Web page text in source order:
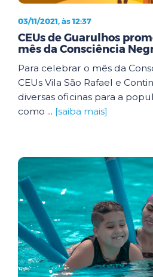
03/11/2021, às 12:37
CEUs de Guarulhos
mês da Consciência
Para celebrar o mês da
CEUs Vila São Rafael e
diversas oficinas para a
como ... [saiba mais]